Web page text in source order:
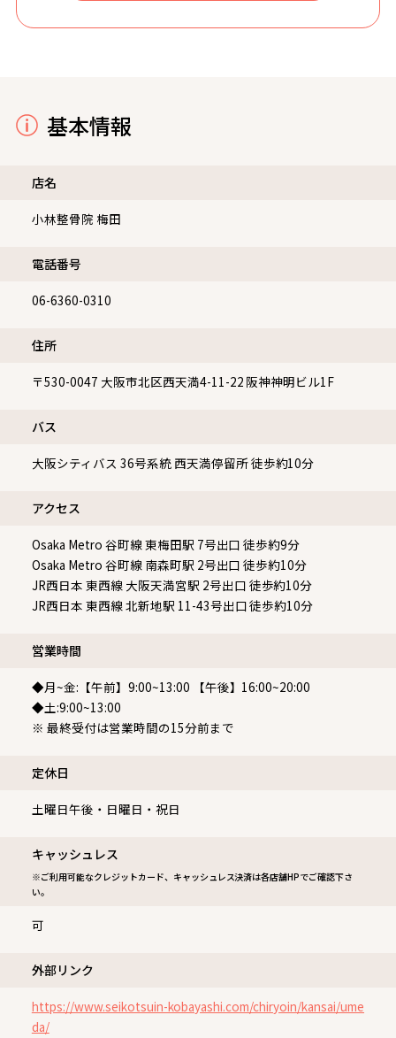
にアプローチ！短い時間でも“変化を実感できる施術”にこ
のための、結果にこだわる整骨院です。お悩みを抱えてい
基本情報
店名
小林整骨院 梅田
電話番号
06-6360-0310
住所
〒530-0047 大阪市北区西天満4-11-22 阪神神明ビル1F
バス
大阪シティバス 36号系統 西天満停留所 徒歩約10分
アクセス
Osaka Metro 谷町線 東梅田駅 7号出口 徒歩約9分
Osaka Metro 谷町線 南森町駅 2号出口 徒歩約10分
JR西日本 東西線 大阪天満宮駅 2号出口 徒歩約10分
JR西日本 東西線 北新地駅 11-43号出口 徒歩約10分
営業時間
◆月~金:【午前】9:00~13:00 【午後】16:00~20:00
◆土:9:00~13:00
※ 最終受付は営業時間の15分前まで
定休⽇
土曜日午後・日曜日・祝日
キャッシュレス
※ご利用可能なクレジットカード、キャッシュレス決済は各店舗HPでご確認下さ
可
外部リンク
https://www.seikotsuin-kobayashi.com/chiryoin/kansai/ume
da/